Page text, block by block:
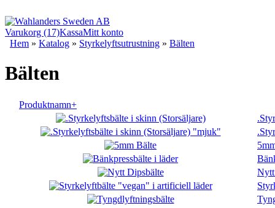
Varukorg (17)KassaMitt konto
Hem » Katalog » Styrkelyftsutrustning » Bälten
Bälten
Produktnamn+